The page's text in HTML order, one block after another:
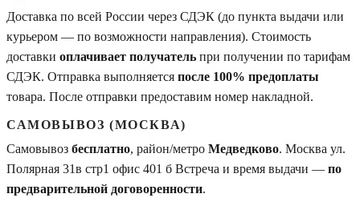
Доставка по всей России через СДЭК (до пункта выдачи или
курьером — по возможности направления). Стоимость
доставки оплачивает получатель при получении по тарифам
СДЭК. Отправка выполняется после 100% предоплаты
товара. После отправки предоставим номер накладной.
САМОВЫВОЗ (МОСКВА)
Самовывоз бесплатно, район/метро Медведково. Москва ул.
Полярная 31в стр1 офис 401 б Встреча и время выдачи — по
предварительной договоренности.